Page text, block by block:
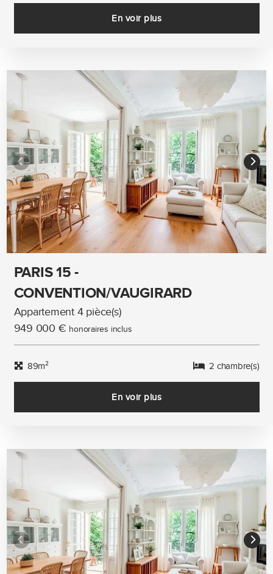
En voir plus
PARIS 15 -
CONVENTION/VAUGIRARD
Appartement 4 pièce(s)
949 000 € honoraires inclus
89m² 2 chambre(s)
En voir plus